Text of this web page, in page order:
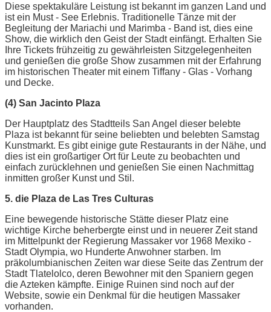
Diese spektakuläre Leistung ist bekannt im ganzen Land und
ist ein Must - See Erlebnis. Traditionelle Tänze mit der
Begleitung der Mariachi und Marimba - Band ist, dies eine
Show, die wirklich den Geist der Stadt einfängt. Erhalten Sie
Ihre Tickets frühzeitig zu gewährleisten Sitzgelegenheiten
und genießen die große Show zusammen mit der Erfahrung
im historischen Theater mit einem Tiffany - Glas - Vorhang
und Decke.
(4) San Jacinto Plaza
Der Hauptplatz des Stadtteils San Angel dieser belebte
Plaza ist bekannt für seine beliebten und belebten Samstag
Kunstmarkt. Es gibt einige gute Restaurants in der Nähe, und
dies ist ein großartiger Ort für Leute zu beobachten und
einfach zurücklehnen und genießen Sie einen Nachmittag
inmitten großer Kunst und Stil.
5. die Plaza de Las Tres Culturas
Eine bewegende historische Stätte dieser Platz eine
wichtige Kirche beherbergte einst und in neuerer Zeit stand
im Mittelpunkt der Regierung Massaker vor 1968 Mexiko -
Stadt Olympia, wo Hunderte Anwohner starben. Im
präkolumbianischen Zeiten war diese Seite das Zentrum der
Stadt Tlatelolco, deren Bewohner mit den Spaniern gegen
die Azteken kämpfte. Einige Ruinen sind noch auf der
Website, sowie ein Denkmal für die heutigen Massaker
vorhanden.